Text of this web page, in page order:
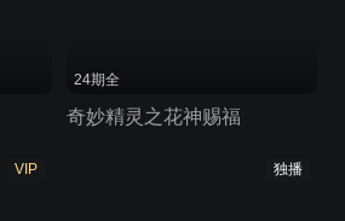
24期全
奇妙精灵之花神赐福
VIP 独播